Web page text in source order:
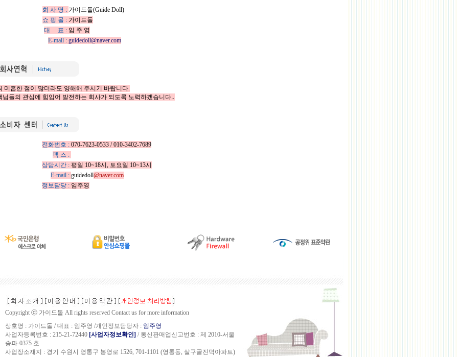
회 사 명 : 가이드돌(Guide Doll)
쇼 핑 몰 : 가이드돌
대 표 : 임 주 영
E-mail : guidedoll@naver.com
미흡한 점이 많더라도 양해해 주시기 바랍니다.
님들의 관심에 힘입어 발전하는 회사가 되도록 노력하겠습니다.
전화번호 : 070-7623-0533 / 010-3402-7689
팩 스 :
상담시간 : 평일 10~18시, 토요일 10~13시
E-mail : guidedoll@naver.com
정보담당 : 임주영
Copyright ⓒ 가이드돌 All rights reserved Contact us for more information
상호명 : 가이드돌 / 대표 : 임주영 /개인정보담당자 : 임주영
사업자등록번호 : 215-21-72440 [사업자정보확인] / 통신판매업신고번호 : 제 2010-서울
송파-0375 호
사업장소재지 : 경기 수원시 영통구 봉영로 1526, 701-1101 (영통동, 살구골진덕아파트)